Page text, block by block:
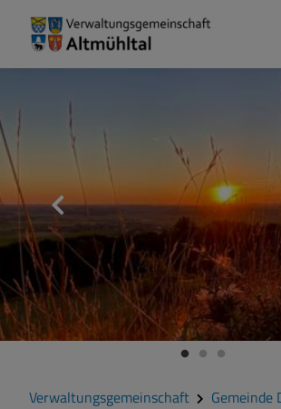
Aktuelles
Gemeinde Alesheim
Verwaltungsgemeinschaft